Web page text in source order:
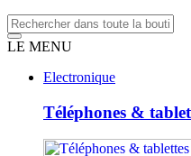
LE MENU
Electronique
Téléphones &